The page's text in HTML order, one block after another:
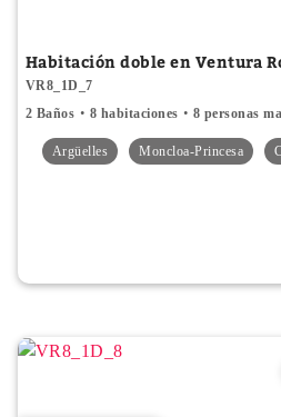
Habitación doble en Ventura
VR8_1D_7
2 Baños
8 habitaciones 8 personas
Argüelles Moncloa-Princesa